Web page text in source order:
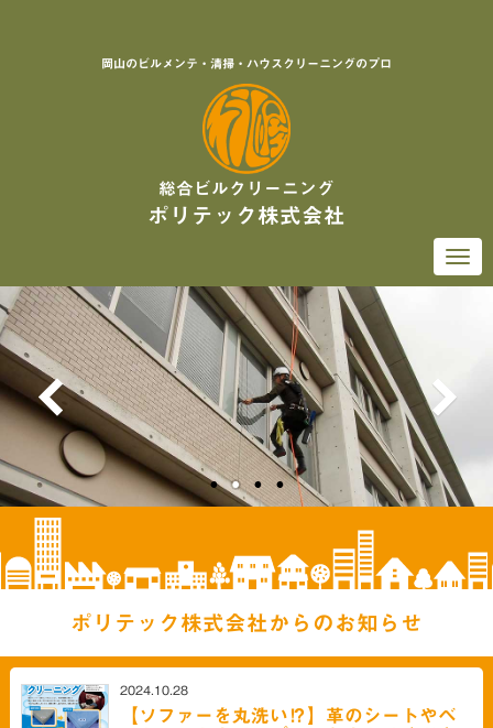
岡山のビルメンテ・清掃・ハウスクリーニングのプロ
総合ビルクリーニング
ポリテック株式会社
ポリテック株式会社からのお知らせ
2024.10.28
【ソファーを丸洗い⁉】革のシートやベ